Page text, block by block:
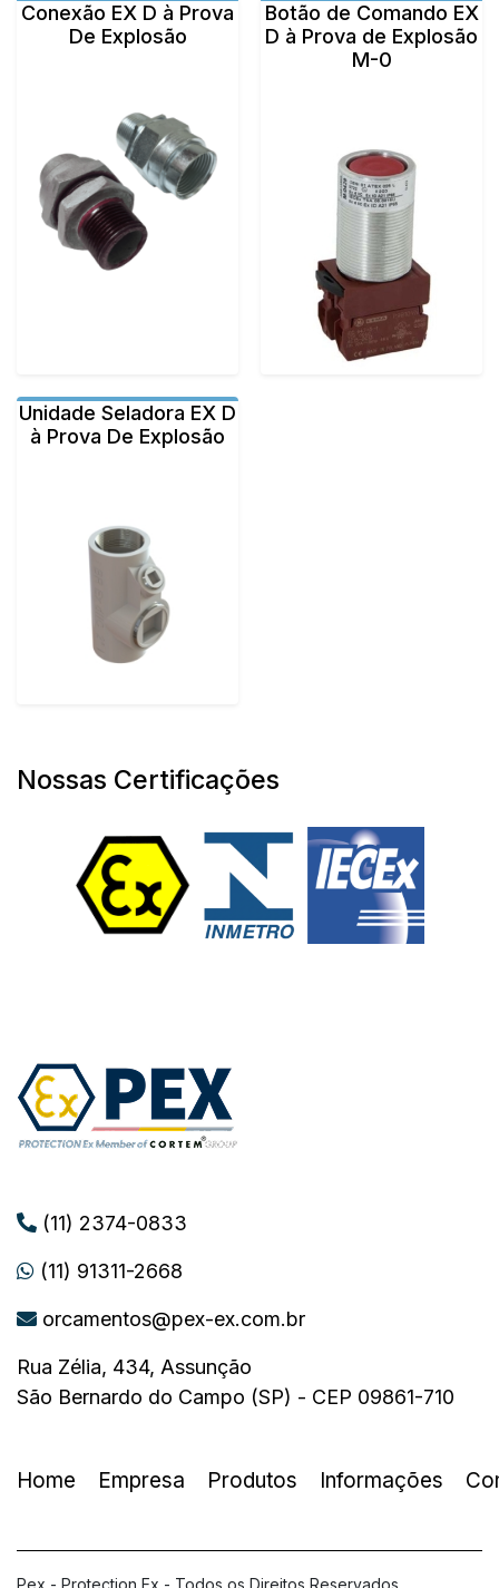
Conexão EX D à Prova
De Explosão
Botão de Comando EX
D à Prova de Explosão
M-0
Unidade Seladora EX D
à Prova De Explosão
Nossas Certificações
(11) 2374-0833
(11) 91311-2668
orcamentos@pex-ex.com.br
Rua Zélia, 434, Assunção
São Bernardo do Campo (SP) - CEP 09861-710
Home Empresa Produtos Informações
Pex - Protection Ex - Todos os Direitos Reservados